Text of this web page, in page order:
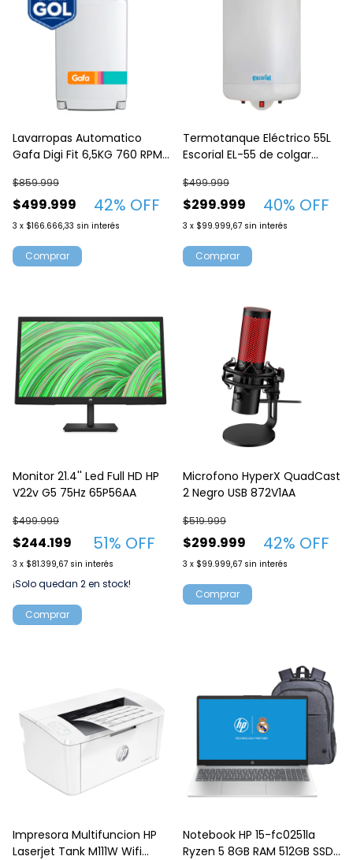
Lavarropas Automatico
Gafa Digi Fit 6,5KG 760 RPM
$499.999
$859.999
42% OFF
3 x $166.666,33 sin interés
Termotanque Eléctrico 55L
Escorial EL-55 de colgar
$299.999
$499.999
40% OFF
3 x $99.999,67 sin interés
Monitor 21.4'' Led Full HD HP
V22v G5 75Hz 65P56AA
$244.199
$499.999
51% OFF
3 x $81.399,67 sin interés
¡Solo quedan 2en stock!
Microfono HyperX QuadCast
2 Negro USB 872V1AA
$299.999
$519.999
42% OFF
3 x $99.999,67 sin interés
Impresora Multifuncion HP
Laserjet Tank M111W Wifi
Notebook HP 15-fc0251la
Ryzen 5 8GB RAM 512GB SSD